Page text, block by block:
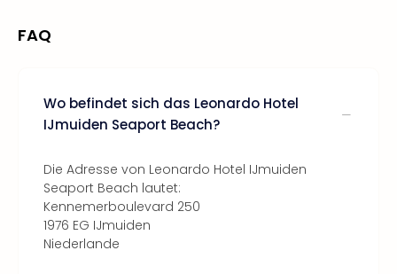
FAQ
Wo befindet sich das Leonardo Hotel
IJmuiden Seaport Beach?
Die Adresse von Leonardo Hotel IJmuiden
Seaport Beach lautet:
Kennemerboulevard 250
1976 EG IJmuiden
Niederlande